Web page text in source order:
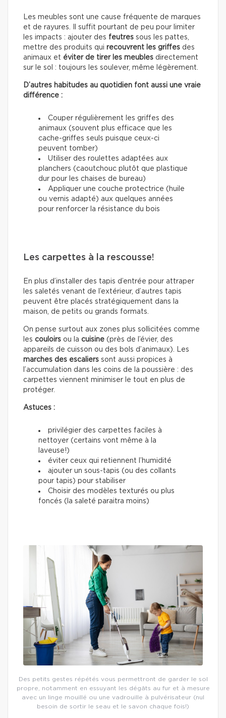
Les meubles sont une cause fréquente de marques
et de rayures. Il suffit pourtant de peu pour limiter
les impacts : ajouter des feutres sous les pattes,
mettre des produits qui recouvrent les griffes des
animaux et éviter de tirer les meubles directement
sur le sol : toujours les soulever, même légèrement.
D’autres habitudes au quotidien font aussi une vraie
différence :
Couper régulièrement les griffes des
animaux (souvent plus efficace que les
cache-griffes seuls puisque ceux-ci
peuvent tomber)
Utiliser des roulettes adaptées aux
planchers (caoutchouc plutôt que plastique
dur pour les chaises de bureau)
Appliquer une couche protectrice (huile
ou vernis adapté) aux quelques années
pour renforcer la résistance du bois
Les carpettes à la rescousse!
En plus d’installer des tapis d’entrée pour attraper
les saletés venant de l’extérieur, d’autres tapis
peuvent être placés stratégiquement dans la
maison, de petits ou grands formats.
On pense surtout aux zones plus sollicitées comme
les couloirs ou la cuisine (près de l’évier, des
appareils de cuisson ou des bols d’animaux). Les
marches des escaliers sont aussi propices à
l’accumulation dans les coins de la poussière : des
carpettes viennent minimiser le tout en plus de
protéger.
Astuces :
privilégier des carpettes faciles à
nettoyer (certains vont même à la
laveuse!)
éviter ceux qui retiennent l’humidité
ajouter un sous-tapis (ou des collants
pour tapis) pour stabiliser
Choisir des modèles texturés ou plus
foncés (la saleté paraitra moins)
Des petits gestes répétés vous permettront de garder le sol
propre, notamment en essuyant les dégâts au fur et à mesure
avec un linge mouillé ou une vadrouille à pulvérisateur (nul
besoin de sortir le seau et le savon chaque fois!)